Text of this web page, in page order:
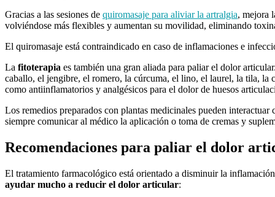
Gracias a las sesiones de quiromasaje para aliviar la artralgia, mejora
volviéndose más flexibles y aumentan su movilidad, eliminando
El quiromasaje está contraindicado en caso de inflamaciones e
La fitoterapia es también una gran aliada para paliar el dolor
caballo, el jengibre, el romero, la cúrcuma, el lino, el laurel, la tila, la
como antiinflamatorios y analgésicos para el dolor de huesos
Los remedios preparados con plantas medicinales pueden
siempre comunicar al médico la aplicación o toma de cremas y
Recomendaciones para paliar el dolor
El tratamiento farmacológico está orientado a disminuir la
ayudar mucho a reducir el dolor articular: